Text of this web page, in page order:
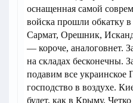
оснащенная самой
войска прошли обкатку
Сармат, Орешник,
— короче, аналоговнет.
на складах бесконечны.
подавим все
господство в воздухе.
будет, как в Крыму.